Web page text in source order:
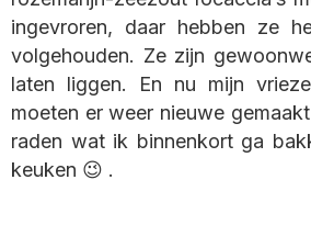
ingevroren, daar hebben ze
volgehouden. Ze zijn
laten liggen. En nu mijn
moeten er weer nieuwe
raden wat ik binnenkort ga
keuken 😉 .